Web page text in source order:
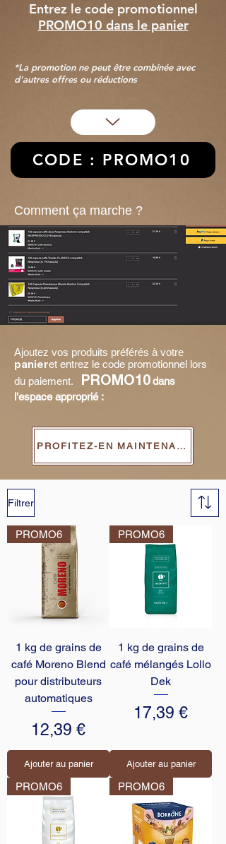
Entrez le code promotionnel
PROMO10 dans le panier
*La promotion ne peut être combinée avec
d'autres offres ou réductions
CODE : PROMO10
Comment ça marche ?
Ajoutez vos produits préférés à votre
panieret entrez le code promotionnel lors
du paiement.
PROMO10dans
l'espace approprié :
PROFITEZ-EN MAINTENANT
Filtrer
PROMO6
1 kg de grains de
café Moreno Blend
pour distributeurs
automatiques
Prix
12,39 €
Ajouter au panier
PROMO6
1 kg de grains de
café mélangés Lollo
Dek
Prix
17,39 €
Ajouter au panier
PROMO6 PROMO6